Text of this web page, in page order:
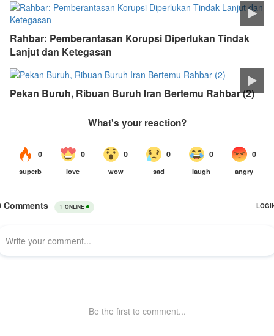
Rahbar: Pemberantasan Korupsi Diperlukan Tindak
Lanjut dan Ketegasan
Pekan Buruh, Ribuan Buruh Iran Bertemu Rahbar (2)